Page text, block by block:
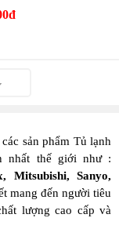
sản phẩm Tủ lạnh
nhất thế giới như :
Mitsubishi, Sanyo,
mang đến người tiêu
lượng cao cấp và